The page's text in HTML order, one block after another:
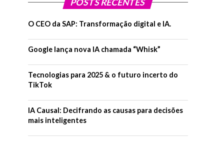
POSTS RECENTES
O CEO da SAP: Transformação digital e IA.
Google lança nova IA chamada “Whisk”
Tecnologias para 2025 & o futuro incerto do
TikTok
IA Causal: Decifrando as causas para decisões
mais inteligentes